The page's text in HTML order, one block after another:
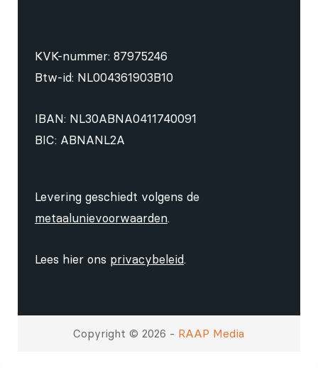
KVK-nummer: 87975246
Btw-id: NL004361903B10
IBAN: NL30ABNA0411740091
BIC: ABNANL2A
Levering geschiedt volgens de
metaalunievoorwaarden.
Lees hier ons privacybeleid.
Copyright © 2026 - RAAP Media